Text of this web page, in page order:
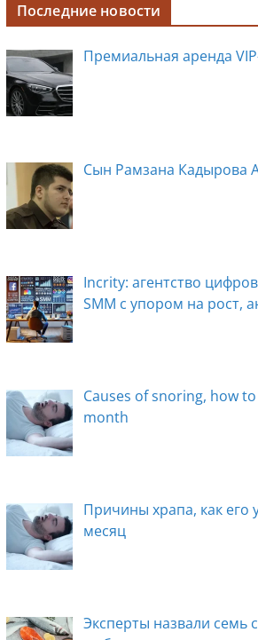
c
e
b
o
k
ss
e
n
n
o
ni
e
gr
k
e
dI
Последние новости
Премиальная аренда
Сын Рамзана Кадырова
Incrity: агентство
SMM с упором на рост,
Causes of snoring, how
month
Причины храпа, как его
месяц
Эксперты назвали семь